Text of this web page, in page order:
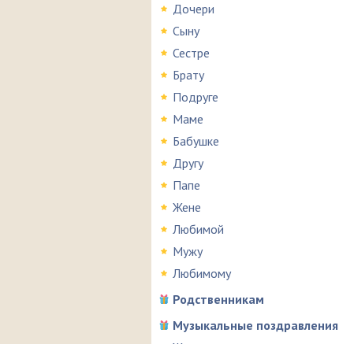
Дочери
Сыну
Сестре
Брату
Подруге
Маме
Бабушке
Другу
Папе
Жене
Любимой
Мужу
Любимому
Родственникам
Музыкальные поздравления